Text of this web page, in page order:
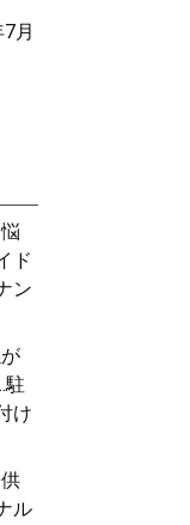
月
ド
ン
駐
け
ル